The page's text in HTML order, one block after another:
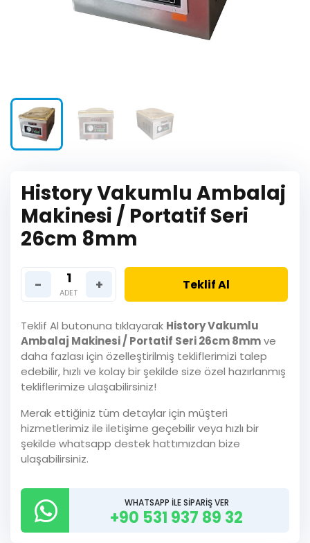
History Vakumlu Ambalaj
Makinesi / Portatif Seri
26cm 8mm
- + Teklif Al
Teklif Al butonuna tıklayarak History Vakumlu
Ambalaj Makinesi / Portatif Seri 26cm 8mmve
daha fazlası için özelleştirilmiş tekliflerimizi talep
edebilir, hızlı ve kolay bir şekilde size özel hazırlanmış
tekliflerimize ulaşabilirsiniz!
Merak ettiğiniz tüm detaylar için müşteri
hizmetlerimiz ile iletişime geçebilir veya hızlı bir
şekilde whatsapp destek hattımızdan bize
ulaşabilirsiniz.
WHATSAPP İLE SİPARİŞ VER
+90 531 937 89 32